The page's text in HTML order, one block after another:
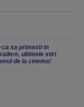
ca sa primesti in
ultimele stiri
de la cinema!